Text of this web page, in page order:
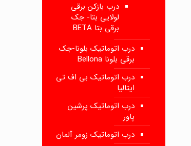
درب بازکن برقی
لولایی بتا- جک
برقی بتا BETA
درب اتوماتیک بلونا-جک
برقی بلونا Bellona
درب اتوماتیک بی اف تی
ایتالیا
درب اتوماتیک پرشین
پاور
درب اتوماتیک زومر آلمان